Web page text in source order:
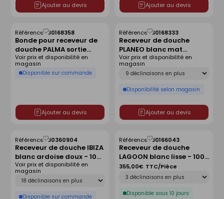
Ajouter au devis Ajouter au devis
Bonde pour receveur de
douche PALMA sortie
horizontale sans capot
Référence :30168358
Disponible sur commande
Voir prix et disponibilité en
magasin
Ajouter au devis
Enregistrer
comme
liste
Receveur de douche
PLANEO blanc mat
antidérapant - 140 x 90
cm
Référence :30168333
Déclinaison
Disponibilité selon magasin
Voir prix et disponibilité en
magasin
Ajouter au devis
Enregistrer
comme
liste
Receveur de douche IBIZA
blanc ardoise doux - 100
x 100 cm
Référence :30360904
Déclinaison
Disponible sur commande
Voir prix et disponibilité en
magasin
Enregistrer
comme
liste
Receveur de douche
LAGOON blanc lisse - 100
x 80 cm
Référence :30166043
Disponible sous 10 jours
355,00€ TTC/Pièce
Enregistrer
comme
liste